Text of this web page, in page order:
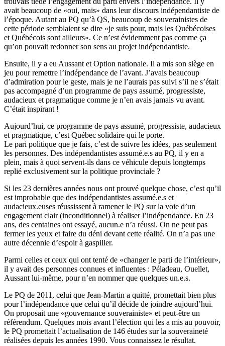
avait beaucoup de «oui, mais» dans leur discours indépendantiste de
l’époque. Autant au PQ qu’à QS, beaucoup de souverainistes de
cette période semblaient se dire «je suis pour, mais les Québécoises
et Québécois sont ailleurs». Ce n’est évidemment pas comme ça
qu’on pouvait redonner son sens au projet indépendantiste.
Ensuite, il y a eu Aussant et Option nationale. Il a mis son siège en
jeu pour remettre l’indépendance de l’avant. J’avais beaucoup
d’admiration pour le geste, mais je ne l’aurais pas suivi s’il ne s’était
pas accompagné d’un programme de pays assumé, progressiste,
audacieux et pragmatique comme je n’en avais jamais vu avant.
C’était inspirant !
Aujourd’hui, ce programme de pays assumé, progressiste, audacieux
et pragmatique, c’est Québec solidaire qui le porte.
Le pari politique que je fais, c’est de suivre les idées, pas seulement
les personnes. Des indépendantistes assumé.e.s au PQ, il y en a
plein, mais à quoi servent-ils dans ce véhicule depuis longtemps
replié exclusivement sur la politique provinciale ?
Si les 23 dernières années nous ont prouvé quelque chose, c’est qu’il
est improbable que des indépendantistes assumé.e.s et
audacieux.euses réussissent à ramener le PQ sur la voie d’un
engagement clair (inconditionnel) à réaliser l’indépendance. En 23
ans, des centaines ont essayé, aucun.e n’a réussi. On ne peut pas
fermer les yeux et faire du déni devant cette réalité. On n’a pas une
autre décennie d’espoir à gaspiller.
Parmi celles et ceux qui ont tenté de «changer le parti de l’intérieur»,
il y avait des personnes connues et influentes : Péladeau, Ouellet,
Aussant lui-même, pour n’en nommer que quelques un.e.s.
Le PQ de 2011, celui que Jean-Martin a quitté, promettait bien plus
pour l’indépendance que celui qu’il décide de joindre aujourd’hui.
On proposait une «gouvernance souverainiste» et peut-être un
référendum. Quelques mois avant l’élection qui les a mis au pouvoir,
le PQ promettait l’actualisation de 146 études sur la souveraineté
réalisées depuis les années 1990. Vous connaissez le résultat.